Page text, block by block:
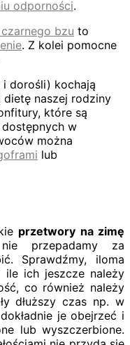
odporności.
bzu to
. Z kolei pomocne
i dorośli) kochają
dietę naszej rodziny
które są
w
można
lub
przetwory na zimę
przepadamy za
Sprawdźmy, iloma
ile ich jeszcze należy
co również należy
dłuższy czas np. w
je obejrzeć i
lub wyszczerbione.